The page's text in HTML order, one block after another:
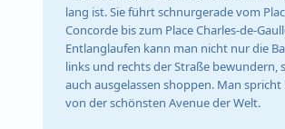
lang ist. Sie führt schnurgerade vom
Concorde bis zum Place Charles-de-
Entlanglaufen kann man nicht nur die
links und rechts der Straße bewundern,
auch ausgelassen shoppen. Man spricht
von der schönsten Avenue der Welt.